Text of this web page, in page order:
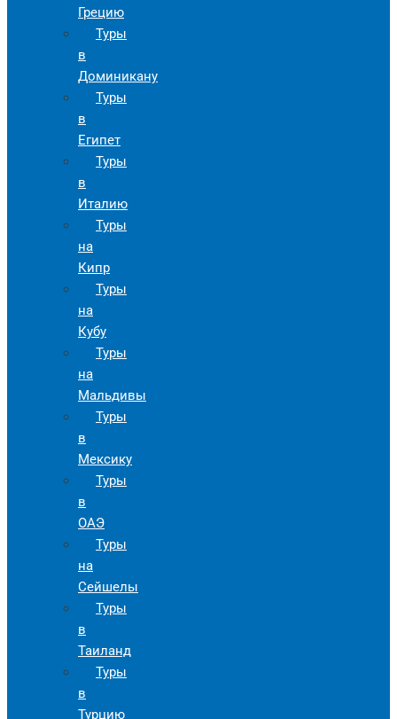
Грецию
Туры
в
Доминикану
Туры
в
Египет
Туры
в
Италию
Туры
на
Кипр
Туры
на
Кубу
Туры
на
Мальдивы
Туры
в
Мексику
Туры
в
ОАЭ
Туры
на
Сейшелы
Туры
в
Таиланд
Туры
в
Турцию